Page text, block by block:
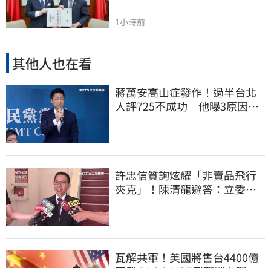
1小時前
其他人也在看
蔣萬安高山症發作！過半台北
人評725不成功 他曝3原因：
許忠信質詢炫耀「非賣品飛行
夾克」！陳清龍避答：立委質
瓦解共軍！美國將售台4400億